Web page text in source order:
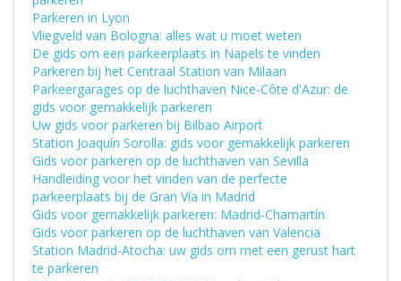
Parkeren in Lyon
Vliegveld van Bologna: alles wat u moet weten
De gids om een parkeerplaats in Napels te vinden
Parkeren bij het Centraal Station van Milaan
Parkeergarages op de luchthaven Nice-Côte d'Azur: de
gids voor gemakkelijk parkeren
Uw gids voor parkeren bij Bilbao Airport
Station Joaquín Sorolla: gids voor gemakkelijk parkeren
Gids voor parkeren op de luchthaven van Sevilla
Handleiding voor het vinden van de perfecte
parkeerplaats bij de Gran Vía in Madrid
Gids voor gemakkelijk parkeren: Madrid-Chamartín
Gids voor parkeren op de luchthaven van Valencia
Station Madrid-Atocha: uw gids om met een gerust hart
te parkeren